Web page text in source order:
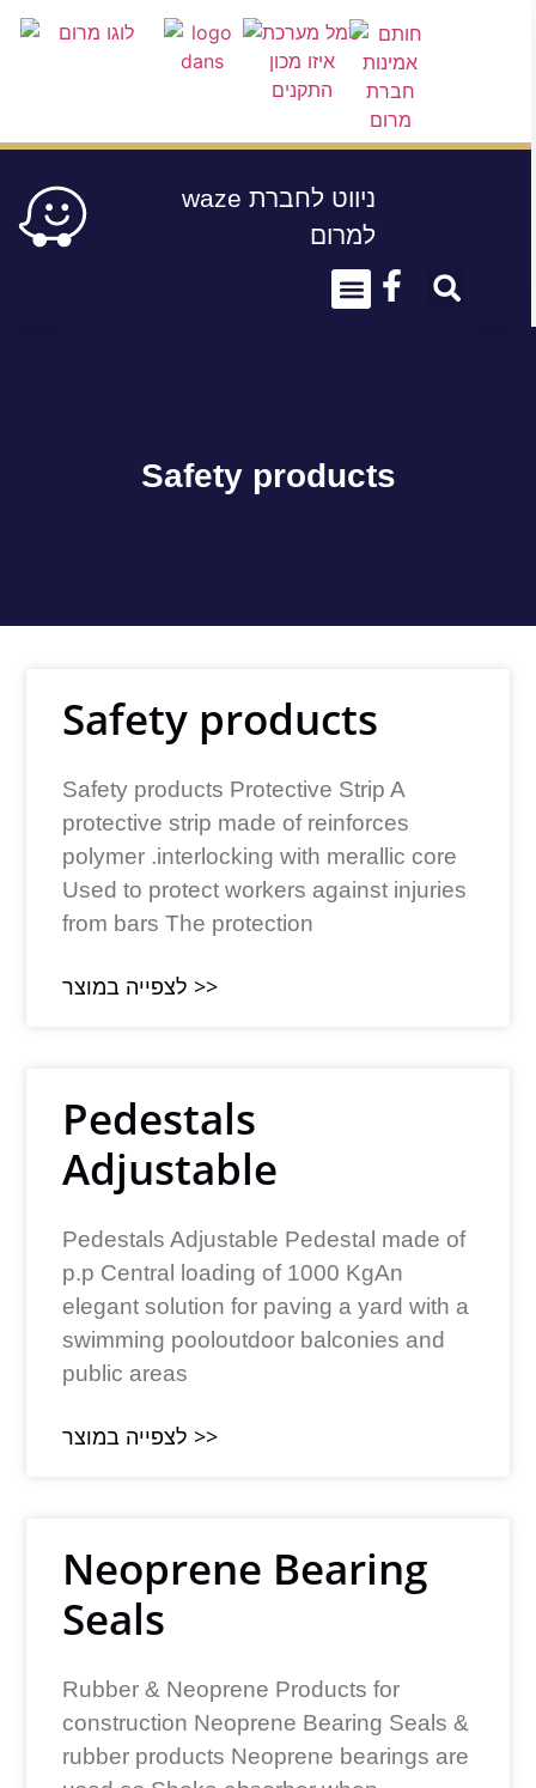
waze ניווט לחברת
למרום
Safety products
Safety products
Safety products Protective Strip A
protective strip made of reinforces
polymer .interlocking with merallic core
Used to protect workers against injuries
from bars The protection
לצפייה במוצר >>
Pedestals
Adjustable
Pedestals Adjustable Pedestal made of
p.p Central loading of 1000 KgAn
elegant solution for paving a yard with a
swimming pooloutdoor balconies and
public areas
לצפייה במוצר >>
Neoprene Bearing
Seals
Rubber & Neoprene Products for
construction Neoprene Bearing Seals &
rubber products Neoprene bearings are